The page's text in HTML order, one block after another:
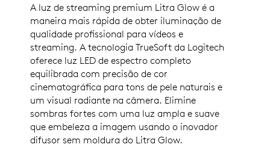
A luz de streaming premium Litra Glow é a
maneira mais rápida de obter iluminação de
qualidade profissional para vídeos e
streaming. A tecnologia TrueSoft da Logitech
oferece luz LED de espectro completo
equilibrada com precisão de cor
cinematográfica para tons de pele naturais e
um visual radiante na câmera. Elimine
sombras fortes com uma luz ampla e suave
que embeleza a imagem usando o inovador
difusor sem moldura do Litra Glow.